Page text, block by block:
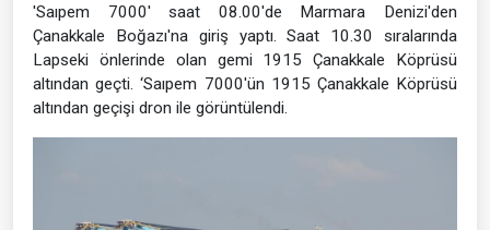
'Saıpem 7000' saat 08.00'de Marmara Denizi'den
Çanakkale Boğazı'na giriş yaptı. Saat 10.30 sıralarında
Lapseki önlerinde olan gemi 1915 Çanakkale Köprüsü
altından geçti. ‘Saıpem 7000'ün 1915 Çanakkale Köprüsü
altından geçişi dron ile görüntülendi.